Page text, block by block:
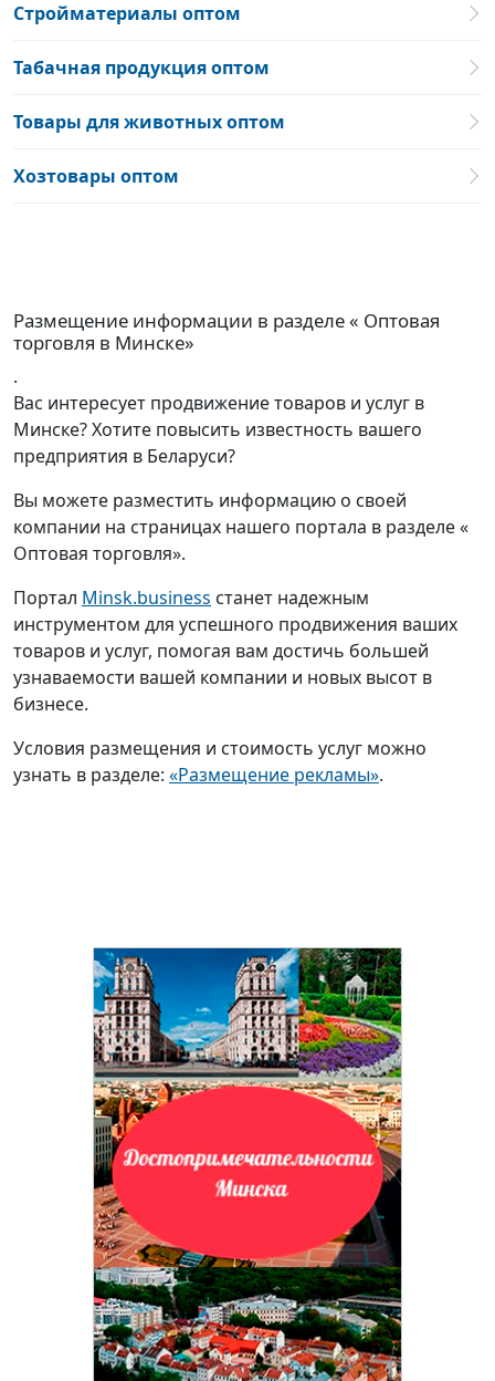
Стройматериалы оптом
Табачная продукция оптом
Товары для животных оптом
Хозтовары оптом
Размещение информации в разделе « Оптовая
торговля в Минске»
.
Вас интересует продвижение товаров и услуг в
Минске? Хотите повысить известность вашего
предприятия в Беларуси?
Вы можете разместить информацию о своей
компании на страницах нашего портала в разделе «
Оптовая торговля».
Портал Minsk.business станет надежным
инструментом для успешного продвижения ваших
товаров и услуг, помогая вам достичь большей
узнаваемости вашей компании и новых высот в
бизнесе.
Условия размещения и стоимость услуг можно
узнать в разделе: «Размещение рекламы».